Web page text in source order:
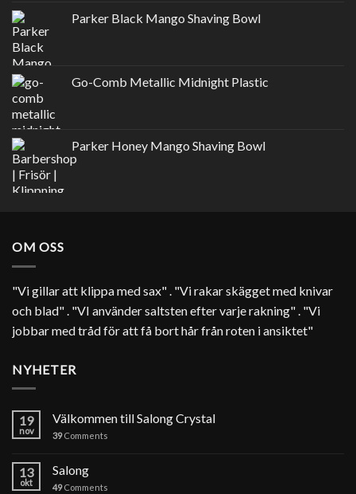
Parker Black Mango Shaving Bowl
Go-Comb Metallic Midnight Plastic
Parker Honey Mango Shaving Bowl
OM OSS
"Vi gillar att klippa med sax" . "Vi rakar skägget med knivar
och blad" . "VI använder saltsten efter varje rakning" . "Vi
jobbar med tråd för att få bort hår från roten i ansiktet"
NYHETER
19
nov
Välkommen till Salong Crystal
39Comments
13
okt
Salong
49Comments